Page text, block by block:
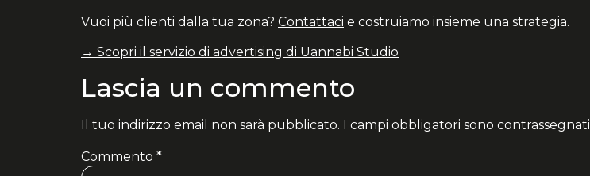
Vuoi più clienti dalla tua zona? Contattaci e costruiamo insieme una strategia.
→ Scopri il servizio di advertising di Uannabi Studio
Lascia un commento
Il tuo indirizzo email non sarà pubblicato. I campi obbligatori sono contrassegnati
Commento *